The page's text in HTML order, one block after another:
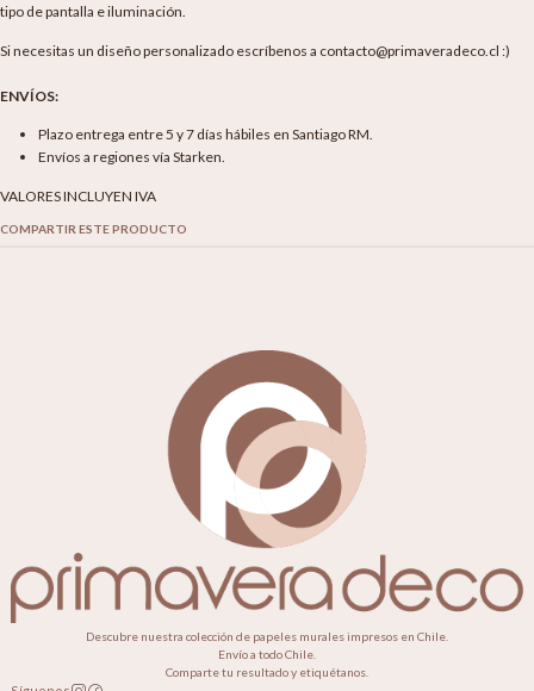
tipo de pantalla e iluminación.
Si necesitas un diseño personalizado escríbenos a contacto@primaveradeco.cl :)
ENVÍOS:
Plazo entrega entre 5 y 7 días hábiles en Santiago RM.
Envíos a regiones vía Starken.
VALORES INCLUYEN IVA
COMPARTIR ESTE PRODUCTO
Descubre nuestra colección de papeles murales impresos en Chile.
Envío a todo Chile.
Comparte tu resultado y etiquétanos.